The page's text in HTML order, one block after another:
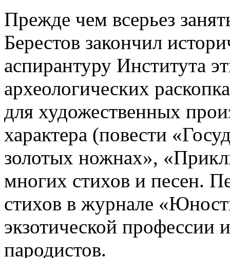
Прежде чем всерьез
Берестов закончил
аспирантуру Института
археологических
для художественных
характера (повести
золотых ножнах»,
многих стихов и песен.
стихов в журнале
экзотической профессии
пародистов.